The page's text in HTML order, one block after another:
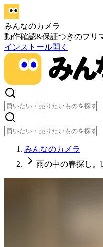
みんなのカメラ
動作確認&保証つきのフリ
インストール開く
みんなのカメラ
雨の中の春探し。